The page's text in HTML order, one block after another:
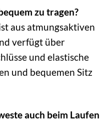
zu tragen?
aus atmungsaktiven
verfügt über
und elastische
und bequemen Sitz
auch beim Laufen